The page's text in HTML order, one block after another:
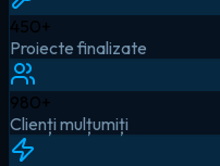
450+
Proiecte finalizate
980+
Clienți mulțumiți